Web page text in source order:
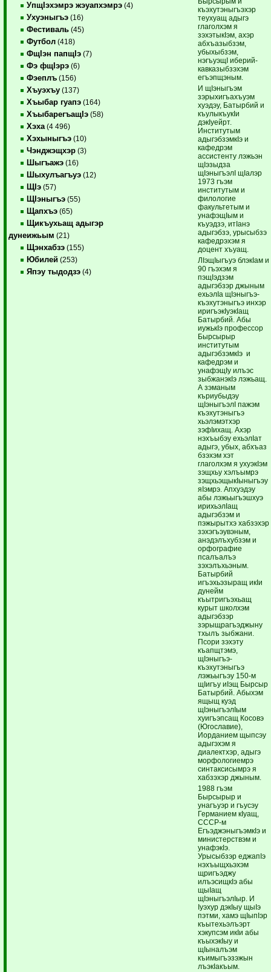
УпщIэхэмрэ жэуапхэмрэ (4)
Ухуэныгъэ (16)
Фестиваль (45)
Футбол (418)
ФщIэн папщIэ (7)
Фэ фщIэрэ (6)
Фэеплъ (156)
Хъуэхъу (137)
Хъыбар гуапэ (164)
ХъыбарегъащIэ (58)
Хэха (4 496)
Хэхыныгъэ (10)
Чэнджэщхэр (3)
Шыгъажэ (16)
Шыхулъагъуэ (12)
ЩIэ (57)
ЩIэныгъэ (55)
Щапхъэ (65)
Щикъухьащ адыгэр
дунеижьым (21)
Щэнхабзэ (155)
Юбилей (253)
Япэу тыдодзэ (4)
къэхутэныгъэхэр
теухуащ адыгэ
глаголхэм я
зэхэтыкIэм, ахэр
абхъазыбзэм,
убыхыбзэм,
нэгъуэщI иберий-
кавказыбзэхэм
егъэпщэным.
И щIэныгъэм
зэрыхигъахъуэм
хуэдэу, Батырбий и
къулыкъукIи
дэкIуейрт.
Институтым
адыгэбзэмкIэ и
кафедрэм
ассистенту лэжьэн
щIэзыдза
щIэныгъэлI щIалэр
1973 гъэм
институтым и
филологие
факультетым и
унафэщIым и
къуэдзэ, итIанэ
адыгэбзэ, урысыбзэ
кафедрэхэм я
доцент хъуащ.
ЛIэщIыгъуэ блэкIам и
90 гъэхэм я
пэщIэдзэм
адыгэбзэр джыным
ехьэлIа щIэныгъэ-
къэхутэныгъэ инхэр
иригъэкIуэкIащ
Батырбий. Абы
иужькIэ профессор
Бырсырыр
институтым
адыгэбзэмкIэ и
кафедрэм и
унафэщIу илъэс
зыбжанэкIэ лэжьащ.
А зэманым
къриубыдэу
щIэныгъэлI пажэм
къэхутэныгъэ
хьэлэмэтхэр
зэфIихащ. Ахэр
нэхъыбэу ехьэлIат
адыгэ, убых, абхъаз
бзэхэм хэт
глаголхэм я ухуэкIэм
зэщхьу хэлъымрэ
зэщхьэщыкIыныгъэу
яIэмрэ. Апхуэдэу
абы лэжьыгъэшхуэ
ирихьэлIащ
адыгэбзэм и
пэжырытхэ хабзэхэр
зэхэгъэувэным,
анэдэлъхубзэм и
орфографие
псалъалъэ
зэхэлъхьэным.
Батырбий
игъэхьэзыращ икIи
дунейм
къытригъэхьащ
курыт школхэм
адыгэбзэр
зэрыщрагъэджыну
тхылъ зыбжани.
Псори зэхэту
къапщтэмэ,
щIэныгъэ-
къэхутэныгъэ
лэжьыгъэу 150-м
щIигъу иIэщ Бырсыр
Батырбий. Абыхэм
ящыщ куэд
щIэныгъэлIым
хуигъэпсащ Косовэ
(Югославие),
Иорданием щыпсэу
адыгэхэм я
диалектхэр, адыгэ
морфологиемрэ
синтаксисымрэ я
хабзэхэр джыным.
1988 гъэм
Бырсырыр и
унагъуэр и гъусэу
Германием кIуащ,
СССР-м
ЕгъэджэныгъэмкIэ и
министерствэм и
унафэкIэ.
Урысыбзэр еджапIэ
нэхъыщхьэхэм
щригъэджу
илъэсищкIэ абы
щыIащ
щIэныгъэлIыр. И
Iуэхур дэкIыу щыIэ
пэтми, хамэ щIыпIэр
къытехьэлъэрт
хэкупсэм икIи абы
къыхэкIыу и
щIыналъэм
къимыгъэзэжын
лъэкIакъым.